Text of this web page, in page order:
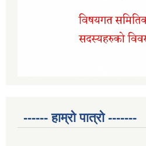
------ हाम्रो पात्रो -------